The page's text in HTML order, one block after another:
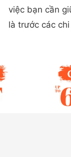
việc bạn cần
là trước các